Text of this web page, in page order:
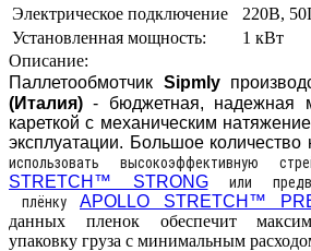
Электрическое подключение
220В,
Установленная мощность:
1 кВт
Описание:
Паллетообмотчик Sipmly
(Италия)- бюджетная, надежная
кареткой с механическим
эксплуатации. Большое количество
использовать высокоэффективную
STRETCH™ STRONG
или
плёнку APOLLO STRETCH™
данных пленок обеспечит
упаковку груза с минимальным